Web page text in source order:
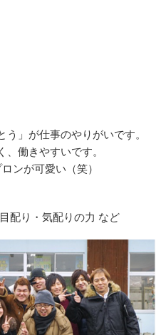
う」が仕事のやりがいです。
、働きやすいです。
ンが可愛い（笑）
配り・気配りの力 など